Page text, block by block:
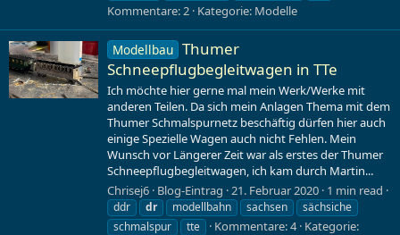
Kommentare: 2 Kategorie: Modelle
Modellbau Thumer
Schneepflugbegleitwagen in TTe
Ich möchte hier gerne mal mein Werk/Werke mit
anderen Teilen. Da sich mein Anlagen Thema mit dem
Thumer Schmalspurnetz beschäftig dürfen hier auch
einige Spezielle Wagen auch nicht Fehlen. Mein
Wunsch vor Längerer Zeit war als erstes der Thumer
Schneepflugbegleitwagen, ich kam durch Martin...
Chrisej6 Blog-Eintrag 21. Februar 2020 1 min read
ddr dr modellbahn sachsen
sächsiche
schmalspur
tte Kommentare: 4 Kategorie: